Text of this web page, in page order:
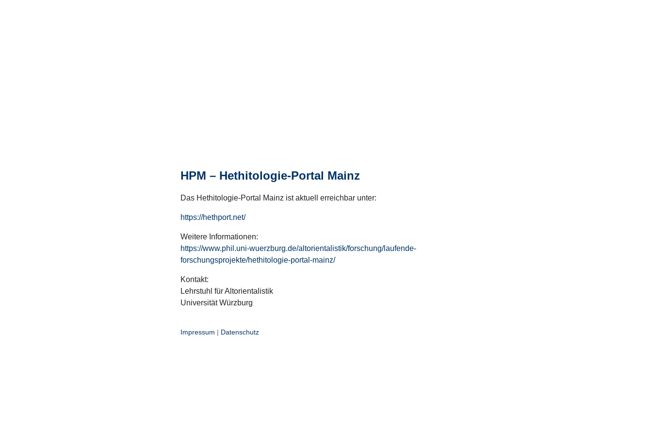
HPM – Hethitologie-Portal Mainz
Das Hethitologie-Portal Mainz ist aktuell erreichbar unter:
https://hethport.net/
Weitere Informationen:
https://www.phil.uni-wuerzburg.de/altorientalistik/forschung/laufende-
forschungsprojekte/hethitologie-portal-mainz/
Kontakt:
Lehrstuhl für Altorientalistik
Universität Würzburg
Impressum | Datenschutz